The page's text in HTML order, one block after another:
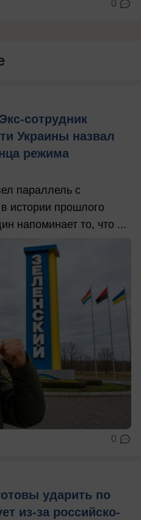
0
сотрудник
Украины назвал
режима
параллель с
истории прошлого
напоминает то, что ...
0
ударить по
из-за российско-